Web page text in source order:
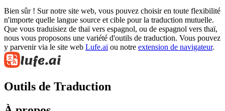
Bien sûr ! Sur notre site web, vous pouvez choisir en toute flexibilité
n'importe quelle langue source et cible pour la traduction mutuelle.
Que vous traduisiez de thaï vers espagnol, ou de espagnol vers thaï,
nous vous proposons une variété d'outils de traduction. Vous pouvez
y parvenir via le site web Lufe.ai ou notre extension de navigateur.
Outils de Traduction